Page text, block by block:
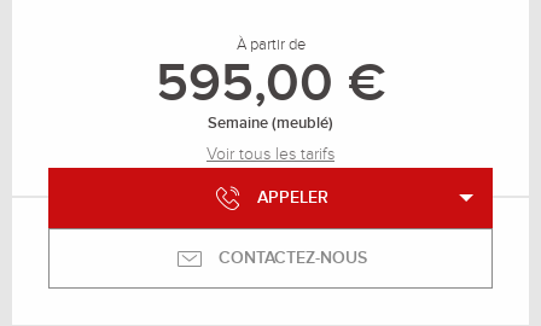
À partir de
595,00 €
Semaine (meublé)
Voir tous les tarifs
APPELER
CONTACTEZ-NOUS